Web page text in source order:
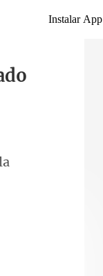
Instalar App